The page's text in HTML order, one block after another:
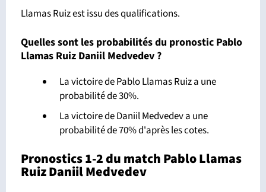
Llamas Ruiz est issu des qualifications.
Quelles sont les probabilités du pronostic Pablo
Llamas Ruiz Daniil Medvedev ?
La victoire de Pablo Llamas Ruiz a une
probabilité de 30%.
La victoire de Daniil Medvedev a une
probabilité de 70% d'après les cotes.
Pronostics 1-2 du match Pablo Llamas
Ruiz Daniil Medvedev